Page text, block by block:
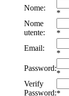
Nome:
*
Nome
utente:
*
Email:
*
Password:
*
Verify
Password:*